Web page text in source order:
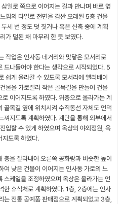
일로 쪽으로 이어지는 길과 만나며 바로 옆
낌의 타일로 전면을 감싼 오래된 5층 건물
세 번 정도 덧 짓거나 혹은 신축 중에 계획
가 덜된 채 마무리 한 듯 보였다.
작업은 인사동 네거리와 맞닿은 모서리로
드나들어야 한다는 생각으로 시작되었다. 5
쉽게 올라갈 수 있도록 모서리에 엘리베이
물을 가로질러 작은 골목길을 만들어 건물
이어지도록 하였다. 위층으로 올라가는 계
골목길 옆에 위치시켜 수직동선 자체도 언덕
껴지도록 계획하였다. 계단을 통해 외부에서
입할 수 있게 하였으며 옥상의 야외정원, 옥
지도록 하였다.
층을 잘라내어 오른쪽 공화랑과 비슷한 높이
여 낮은 건물이 이어지는 인사동 가로의 느
스케일을 조정하였으며 옥상은 올라가는 언
한 휴식처로 계획하였다. 1층, 2층에는 인사
는 전통 공예품 판매점으로 계획되었고 3층,